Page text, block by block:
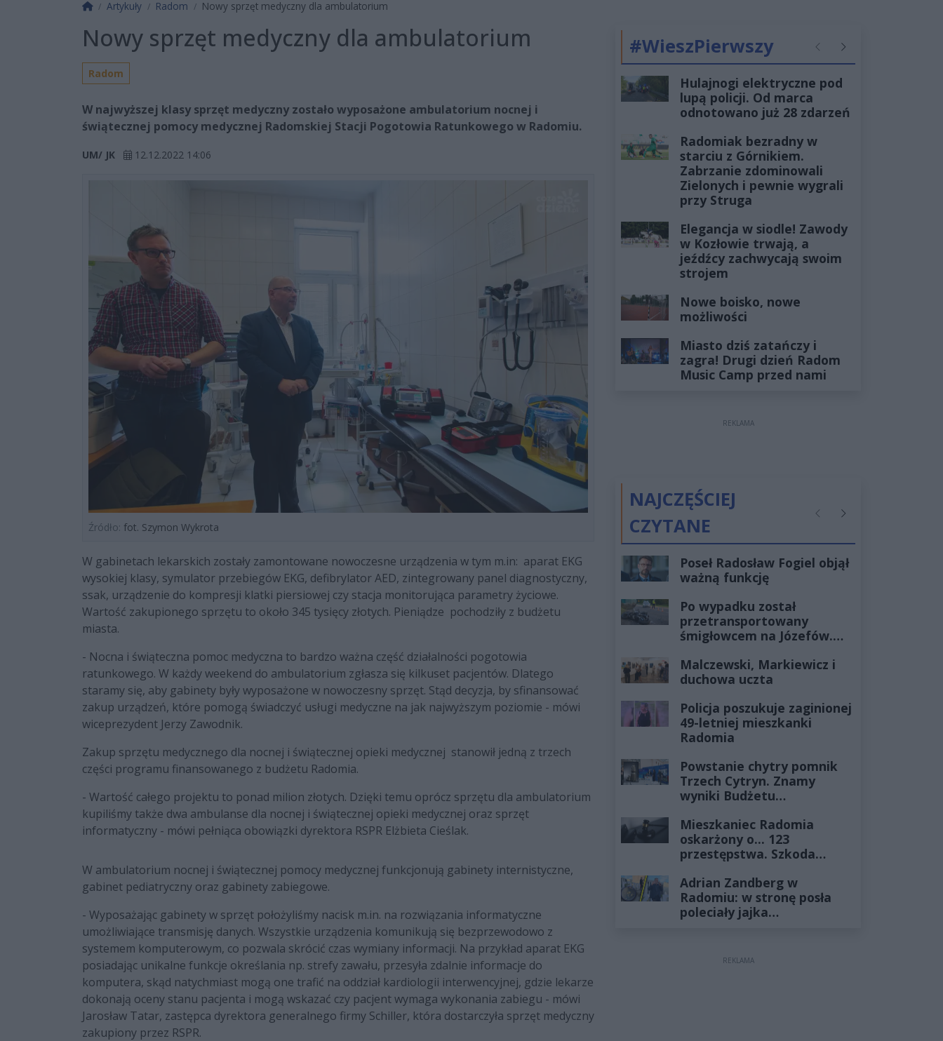
Strona główna
Artykuły Radom Nowy sprzęt medyczny dla ambulatorium
Nowy sprzęt medyczny dla ambulatorium
Radom
W najwyższej klasy sprzęt medyczny zostało wyposażone ambulatorium nocnej i
świątecznej pomocy medycznej Radomskiej Stacji Pogotowia Ratunkowego w Radomiu.
UM/ JK 12.12.2022 14:06
Źródło: fot. Szymon Wykrota
W gabinetach lekarskich zostały zamontowane nowoczesne urządzenia w tym m.in: aparat EKG
wysokiej klasy, symulator przebiegów EKG, defibrylator AED, zintegrowany panel diagnostyczny,
ssak, urządzenie do kompresji klatki piersiowej czy stacja monitorująca parametry życiowe.
Wartość zakupionego sprzętu to około 345 tysięcy złotych. Pieniądze pochodziły z budżetu
miasta.
- Nocna i świąteczna pomoc medyczna to bardzo ważna część działalności pogotowia
ratunkowego. W każdy weekend do ambulatorium zgłasza się kilkuset pacjentów. Dlatego
staramy się, aby gabinety były wyposażone w nowoczesny sprzęt. Stąd decyzja, by sfinansować
zakup urządzeń, które pomogą świadczyć usługi medyczne na jak najwyższym poziomie - mówi
wiceprezydent Jerzy Zawodnik.
Zakup sprzętu medycznego dla nocnej i świątecznej opieki medycznej stanowił jedną z trzech
części programu finansowanego z budżetu Radomia.
- Wartość całego projektu to ponad milion złotych. Dzięki temu oprócz sprzętu dla ambulatorium
kupiliśmy także dwa ambulanse dla nocnej i świątecznej opieki medycznej oraz sprzęt
informatyczny - mówi pełniąca obowiązki dyrektora RSPR Elżbieta Cieślak.
W ambulatorium nocnej i świątecznej pomocy medycznej funkcjonują gabinety internistyczne,
gabinet pediatryczny oraz gabinety zabiegowe.
- Wyposażając gabinety w sprzęt położyliśmy nacisk m.in. na rozwiązania informatyczne
umożliwiające transmisję danych. Wszystkie urządzenia komunikują się bezprzewodowo z
systemem komputerowym, co pozwala skrócić czas wymiany informacji. Na przykład aparat EKG
posiadając unikalne funkcje określania np. strefy zawału, przesyła zdalnie informacje do
komputera, skąd natychmiast mogą one trafić na oddział kardiologii interwencyjnej, gdzie lekarze
dokonają oceny stanu pacjenta i mogą wskazać czy pacjent wymaga wykonania zabiegu - mówi
Jarosław Tatar, zastępca dyrektora generalnego firmy Schiller, która dostarczyła sprzęt medyczny
zakupiony przez RSPR.
#WieszPierwszy PoprzednieNastępne
Hulajnogi elektryczne pod
lupą policji. Od marca
odnotowano już 28 zdarzeń
Radomiak bezradny w
starciu z Górnikiem.
Zabrzanie zdominowali
Zielonych i pewnie wygrali
przy Struga
Elegancja w siodle! Zawody
w Kozłowie trwają, a
jeźdźcy zachwycają swoim
strojem
Nowe boisko, nowe
możliwości
Miasto dziś zatańczy i
zagra! Drugi dzień Radom
Music Camp przed nami
REKLAMA
NAJCZĘŚCIEJ
CZYTANE
PoprzednieNastępne
Poseł Radosław Fogiel objął
ważną funkcję
Po wypadku został
przetransportowany
śmigłowcem na Józefów.
żyłach
Malczewski, Markiewicz i
duchowa uczta
Policja poszukuje zaginionej
49-letniej mieszkanki
Radomia
Powstanie chytry pomnik
Trzech Cytryn. Znamy
wyniki Budżetu
Mieszkaniec Radomia
oskarżony o... 123
przestępstwa. Szkoda
złotych
Adrian Zandberg w
Radomiu: w stronę posła
poleciały jajka…
REKLAMA